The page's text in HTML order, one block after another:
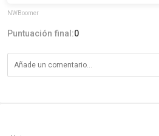
NWBoomer
Puntuación final:0